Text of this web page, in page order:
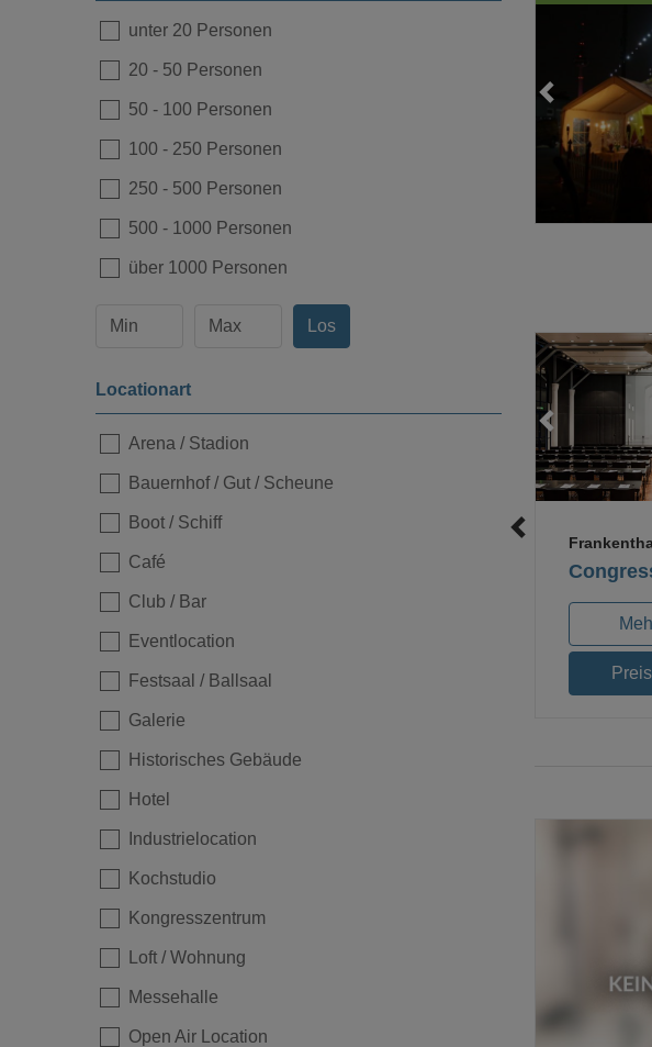
unter 20 Personen
20 - 50 Personen
50 - 100 Personen
100 - 250 Personen
250 - 500 Personen
500 - 1000 Personen
über 1000 Personen
Los
Locationart
Arena / Stadion
Bauernhof / Gut / Scheune
Boot / Schiff
Café
Club / Bar
Eventlocation
Festsaal / Ballsaal
Galerie
Historisches Gebäude
Hotel
Industrielocation
Kochstudio
Kongresszentrum
Loft / Wohnung
Messehalle
Open Air Location
Loading...